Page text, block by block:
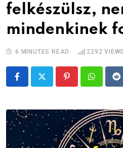
felkészülsz,
mindenkinek
6 MINUTES READ 2292 VIEWS
PinterestWhatsapp